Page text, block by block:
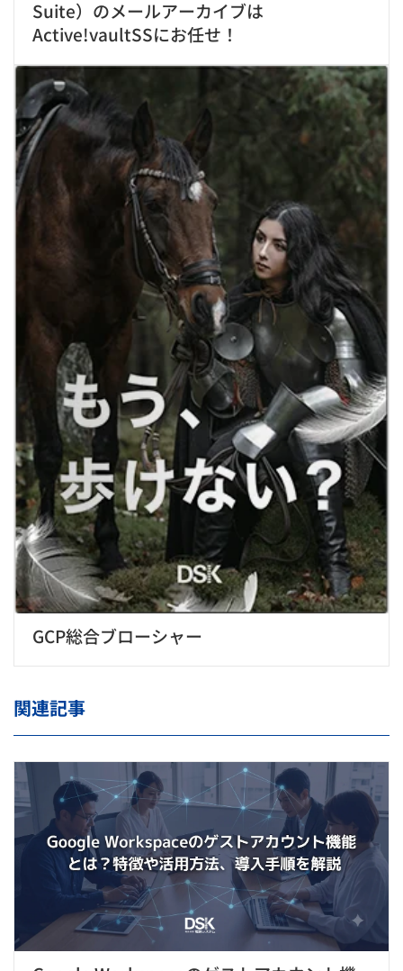
Suite）のメールアーカイブは
Active!vaultSSにお任せ！
GCP総合ブローシャー
関連記事